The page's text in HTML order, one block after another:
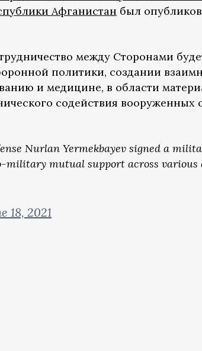
Афганистан был
между Сторонами
политики, создании
и медицине, в области
содействия вооруженных
Nurlan Yermekbayev signed a
mutual support across various
18, 2021